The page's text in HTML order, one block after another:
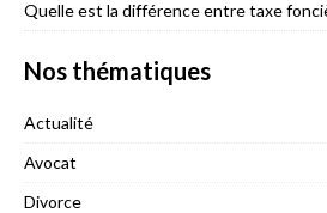
Quelle est la différence entre taxe
Nos thématiques
Actualité
Avocat
Divorce